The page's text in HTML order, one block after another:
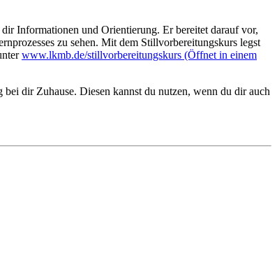
Informationen und Orientierung. Er bereitet darauf vor,
zu sehen. Mit dem Stillvorbereitungskurs legst
www.lkmb.de/stillvorbereitungskurs (Öffnet in einem
dir Zuhause. Diesen kannst du nutzen, wenn du dir auch